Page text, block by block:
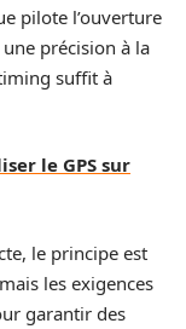
pilote l’ouverture
précision à la
suffit à
le GPS sur
le principe est
les exigences
garantir des